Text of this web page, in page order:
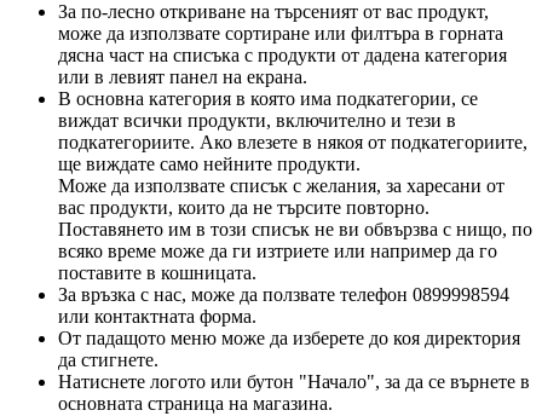
За по-лесно откриване на търсеният от вас продукт,
може да използвате сортиране или филтъра в горната
дясна част на списъка с продукти от дадена категория
или в левият панел на екрана.
В основна категория в която има подкатегории, се
виждат всички продукти, включително и тези в
подкатегориите. Ако влезете в някоя от подкатегориите,
ще виждате само нейните продукти.
Може да използвате списък с желания, за харесани от
вас продукти, които да не търсите повторно.
Поставянето им в този списък не ви обвързва с нищо, по
всяко време може да ги изтриете или например да го
поставите в кошницата.
За връзка с нас, може да ползвате телефон 0899998594
или контактната форма.
От падащото меню може да изберете до коя директория
да стигнете.
Натиснете логото или бутон "Начало", за да се върнете в
основната страница на магазина.